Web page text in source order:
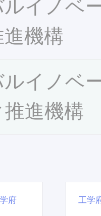
ルイノベ
機構
ルイノベ
推進機構
府 工学